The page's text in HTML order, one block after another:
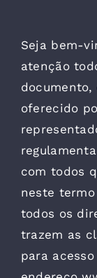
Seja bem-
atenção
oferecido
com todos
neste termo
todos os
trazem as
para